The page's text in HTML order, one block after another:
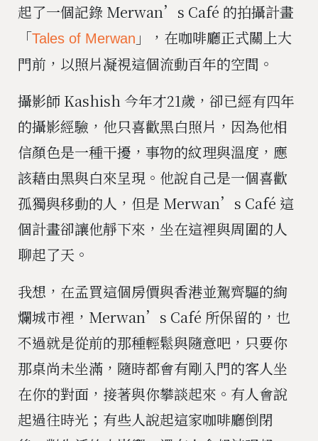
起了一個記錄 Merwan’s Café 的拍攝計畫
「Tales of Merwan 」，在咖啡廳正式關上大
門前，以照片凝視這個流動百年的空間。
攝影師 Kashish 今年才21歲，卻已經有四年
的攝影經驗，他只喜歡黑白照片，因為他相
信顏色是一種干擾，事物的紋理與溫度，應
該藉由黑與白來呈現。他說自己是一個喜歡
孤獨與移動的人，但是 Merwan’s Café 這
個計畫卻讓他靜下來，坐在這裡與周圍的人
聊起了天。
我想，在孟買這個房價與香港並駕齊驅的絢
爛城市裡，Merwan’s Café 所保留的，也
不過就是從前的那種輕鬆與隨意吧，只要你
那桌尚未坐滿，隨時都會有剛入門的客人坐
在你的對面，接著與你攀談起來。有人會說
起過往時光；有些人說起這家咖啡廳倒閉